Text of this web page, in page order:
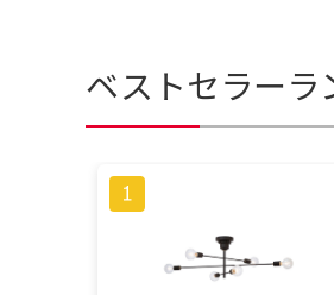
ベストセラーラ